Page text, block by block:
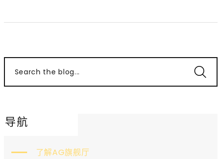
Search the blog...
导航
了解AG旗舰厅